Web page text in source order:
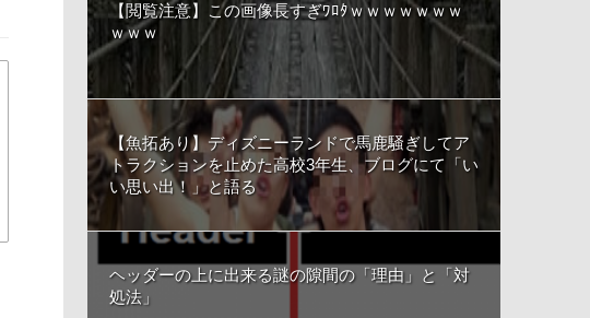
【閲覧注意】この画像長すぎﾜﾛﾀｗｗｗｗｗｗｗ
ｗｗｗ
【魚拓あり】ディズニーランドで馬鹿騒ぎしてア
トラクションを止めた高校3年生、ブログにて「い
い思い出！」と語る
ヘッダーの上に出来る謎の隙間の「理由」と「対
処法」